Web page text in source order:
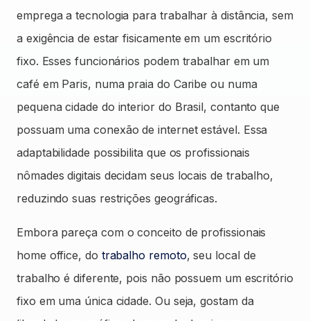
emprega a tecnologia para trabalhar à distância, sem
a exigência de estar fisicamente em um escritório
fixo. Esses funcionários podem trabalhar em um
café em Paris, numa praia do Caribe ou numa
pequena cidade do interior do Brasil, contanto que
possuam uma conexão de internet estável. Essa
adaptabilidade possibilita que os profissionais
nômades digitais decidam seus locais de trabalho,
reduzindo suas restrições geográficas.
Embora pareça com o conceito de profissionais
home office, do trabalho remoto, seu local de
trabalho é diferente, pois não possuem um escritório
fixo em uma única cidade. Ou seja, gostam da